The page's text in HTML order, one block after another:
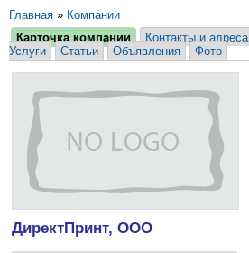
Главная » Компании
Карточка компании
Контакты и адреса
Услуги
Статьи Объявления Фото
ДиректПринт, ООО